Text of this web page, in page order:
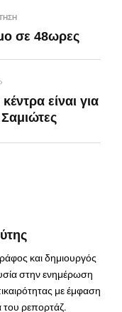
σε 48ωρες
είναι για
και δημιουργός
στην ενημέρωση
με έμφαση
του ρεπορτάζ.